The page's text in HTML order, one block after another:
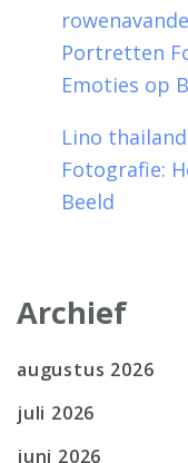
Portretten
Emoties op
Lino thailand
Fotografie:
Beeld
Archief
augustus 2026
juli 2026
juni 2026